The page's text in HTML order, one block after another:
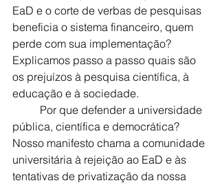
EaD e o corte de verbas de pesquisas
beneficia o sistema financeiro, quem
perde com sua implementação?
Explicamos passo a passo quais são
os prejuízos à pesquisa científica, à
educação e à sociedade.
pública, científica e democrática?
Nosso manifesto chama a comunidade
universitária à rejeição ao EaD e às
tentativas de privatização da nossa